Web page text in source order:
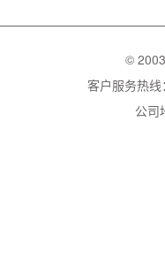
©
客户服务热
公司